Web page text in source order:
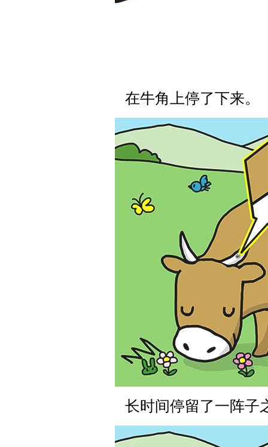
在牛角上停了下来。
长时间停留了一阵子